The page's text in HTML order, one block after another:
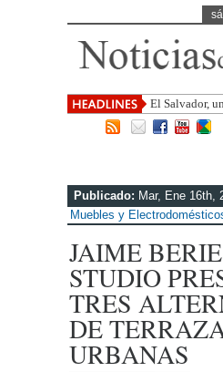
El Salvador,
mayor
Publicado: Mar, Ene 16th,
Muebles y
JAIME
STUDIO
TRES
DE
URBANAS